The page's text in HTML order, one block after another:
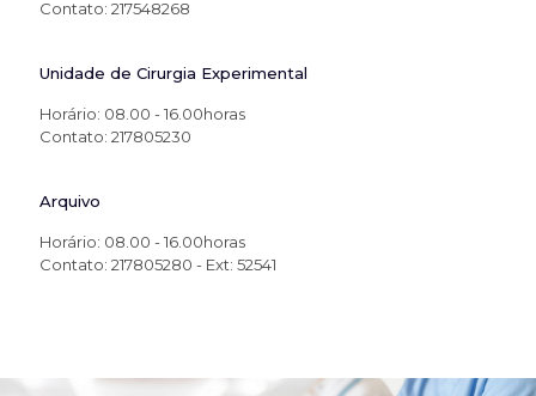
Contato: 217548268
Unidade de Cirurgia Experimental
Horário: 08.00 - 16.00horas
Contato: 217805230
Arquivo
Horário: 08.00 - 16.00horas
Contato: 217805280 - Ext: 52541